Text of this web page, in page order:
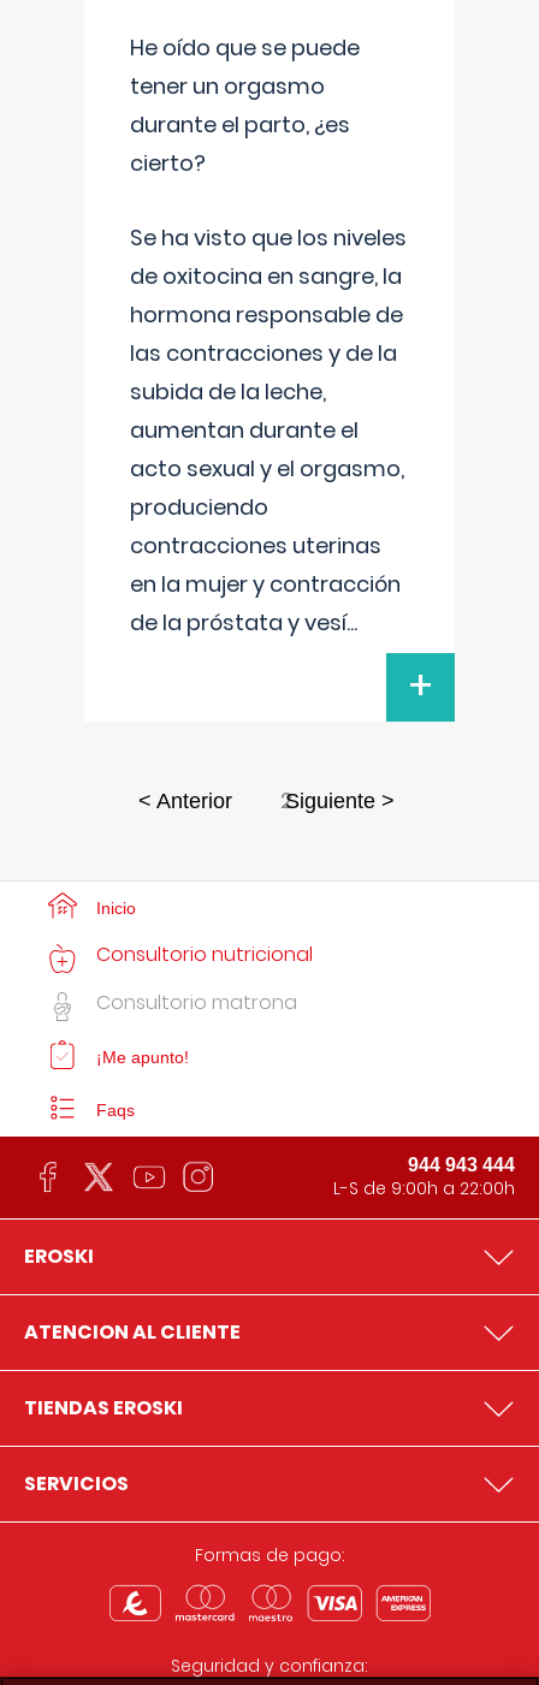
He oído que se puede
tener un orgasmo
durante el parto, ¿es
cierto?
Se ha visto que los niveles
de oxitocina en sangre, la
hormona responsable de
las contracciones y de la
subida de la leche,
aumentan durante el
acto sexual y el orgasmo,
produciendo
contracciones uterinas
en la mujer y contracción
de la próstata y vesí...
+
< Anterior 2Siguiente >
Inicio
Consultorio nutricional
Consultorio matrona
¡Me apunto!
Faqs
944 943 444
L-S de 9:00h a 22:00h
EROSKI
ATENCION AL CLIENTE
TIENDAS EROSKI
SERVICIOS
Formas de pago:
Seguridad y confianza: